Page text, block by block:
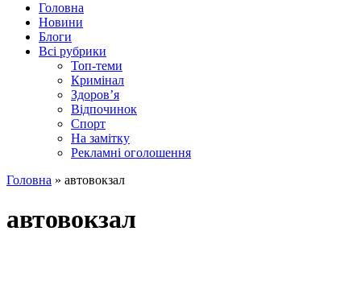
Головна
Новини
Блоги
Всі рубрики
Топ-теми
Кримінал
Здоров’я
Відпочинок
Спорт
На замітку
Рекламні оголошення
Головна » автовокзал
автовокзал